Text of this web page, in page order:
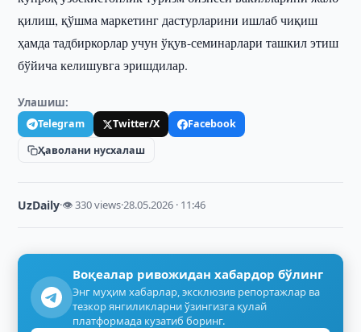
қилиш, қўшма маркетинг дастурларини ишлаб чиқиш
ҳамда тадбиркорлар учун ўқув-семинарлари ташкил этиш
бўйича келишувга эришдилар.
Улашиш:
Telegram Twitter/X
Facebook
Ҳаволани нусхалаш
UzDaily·👁 330 views·28.05.2026 · 11:46
Воқеалар ривожидан хабардор бўлинг
Энг муҳим хабарлар, эксклюзив репортажлар ва
тезкор янгиликларни ўзингизга қулай
платформада кузатиб боринг.